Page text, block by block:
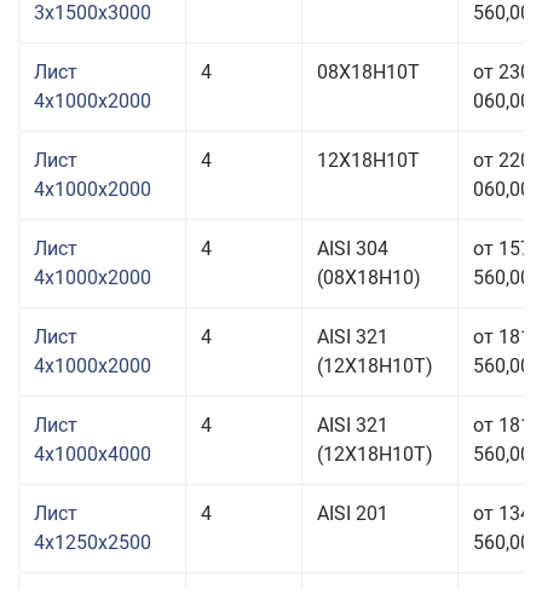
3x1500x3000
560,00
Лист
4x1000x2000
4 08Х18Н10Т
от 230
060,00
Лист
4x1000x2000
4 12Х18Н10Т
от 220
060,00
Лист
4x1000x2000
4
AISI 304
(08Х18Н10)
от 157
560,00
Лист
4x1000x2000
4
AISI 321
(12Х18Н10Т)
от 181
560,00
Лист
4x1000x4000
4
AISI 321
(12Х18Н10Т)
от 181
560,00
Лист
4x1250x2500
4 AISI 201
от 134
560,00